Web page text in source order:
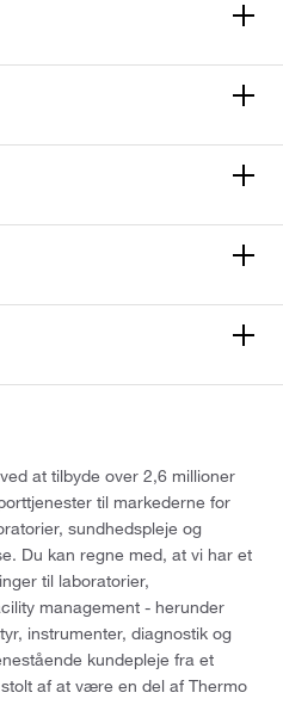
at tilbyde over 2,6 millioner
til markederne for
sundhedspleje og
Du kan regne med, at vi har et
til laboratorier,
management - herunder
instrumenter, diagnostik og
kundepleje fra et
af at være en del af Thermo